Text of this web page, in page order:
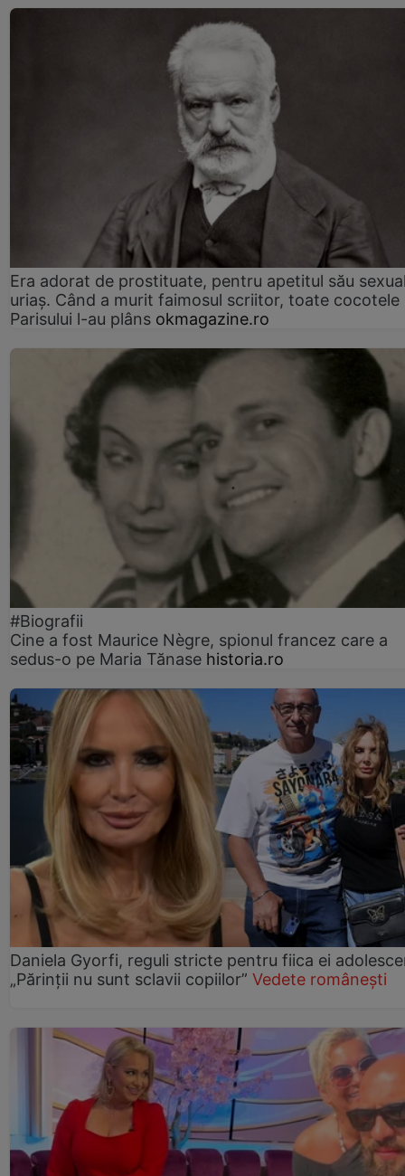
Era adorat de prostituate, pentru apetitul său
uriaș. Când a murit faimosul scriitor, toate cocotele
Parisului l-au plâns okmagazine.ro
#Biografii
Cine a fost Maurice Nègre, spionul francez care a
sedus-o pe Maria Tănase historia.ro
Daniela Gyorfi, reguli stricte pentru fiica ei
„Părinții nu sunt sclavii copiilor” Vedete românești